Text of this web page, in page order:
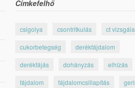
Címkefelhő
csigolya csontritkulás ct
cukorbetegség derékfájdalom
derékfájás dohányzás elhízás
fájdalom fájdalomcsillapítás